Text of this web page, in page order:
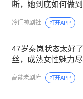
断，她到底如何做
冷门神剧社 打开APP
47岁秦岚状态太好
丝，成熟女性魅力
高能老剧库 打开APP